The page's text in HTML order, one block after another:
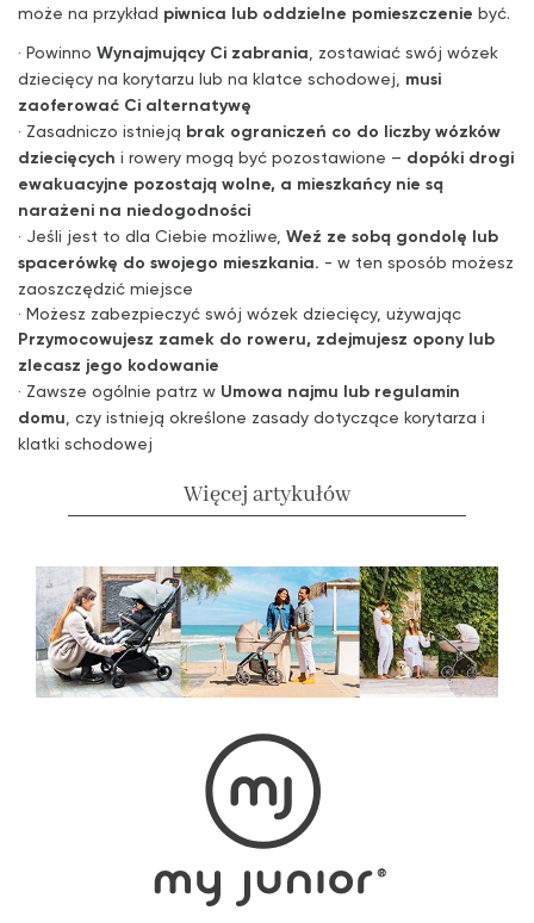
może na przykład piwnica lub oddzielne pomieszczenie być.
· Powinno Wynajmujący Ci zabrania , zostawiać swój wózek
dziecięcy na korytarzu lub na klatce schodowej, musi
zaoferować Ci alternatywę
· Zasadniczo istnieją brak ograniczeń co do liczby wózków
dziecięcych i rowery mogą być pozostawione – dopóki drogi
ewakuacyjne pozostają wolne, a mieszkańcy nie są
narażeni na niedogodności
· Jeśli jest to dla Ciebie możliwe, Weź ze sobą gondolę lub
spacerówkę do swojego mieszkania. - w ten sposób możesz
zaoszczędzić miejsce
· Możesz zabezpieczyć swój wózek dziecięcy, używając
Przymocowujesz zamek do roweru, zdejmujesz opony lub
zlecasz jego kodowanie
· Zawsze ogólnie patrz w Umowa najmu lub regulamin
domu , czy istnieją określone zasady dotyczące korytarza i
klatki schodowej
Więcej artykułów